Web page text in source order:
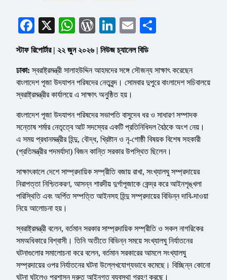
Facebook
X WhatsApp
WordPress
LinkedIn
Email
স্টাফ রিপোর্টার | ২২ জুন ২০২৬ | নিউজ চ্যানেল বিডি
ঢাকা: স্বরাষ্ট্রমন্ত্রী সালাহউদ্দিন আহমদের সঙ্গে সৌজন্য সাক্ষাৎ করেছেন
বাংলাদেশ পূজা উদযাপন পরিষদের নেতৃবৃন্দ। সোমবার দুপুরে বাংলাদেশ সচিবালয়ে
স্বরাষ্ট্রমন্ত্রীর কার্যালয়ে এ সাক্ষাৎ অনুষ্ঠিত হয়।
বাংলাদেশ পূজা উদযাপন পরিষদের সভাপতি বাসুদেব ধর ও সাধারণ সম্পাদক
সন্তোষ শর্মার নেতৃত্বে আট সদস্যের একটি প্রতিনিধিদল বৈঠকে অংশ নেয়।
এ সময় প্রধানমন্ত্রীর হিন্দু, বৌদ্ধ, খ্রিষ্টান ও নৃ-গোষ্ঠী বিষয়ক বিশেষ সহকারী
(প্রতিমন্ত্রীর পদমর্যাদা) বিজন কান্তি সরকার উপস্থিত ছিলেন।
সাক্ষাৎকালে দেশে সাম্প্রদায়িক সম্প্রীতি বজায় রাখা, সংখ্যালঘু সম্প্রদায়ের
নিরাপত্তা নিশ্চিতকরণ, আসন্ন শারদীয় দুর্গাপূজাকে কেন্দ্র করে আইনশৃঙ্খলা
পরিস্থিতি এবং অর্পিত সম্পত্তি আইনসহ হিন্দু সম্প্রদায়ের বিভিন্ন দাবি-দাওয়া
নিয়ে আলোচনা হয়।
স্বরাষ্ট্রমন্ত্রী বলেন, বর্তমান সরকার সাম্প্রদায়িক সম্প্রীতি ও সকল নাগরিকের
সমঅধিকারে বিশ্বাসী। তিনি অতীতে বিভিন্ন সময়ে সংখ্যালঘু নির্যাতনের
ঘটনাগুলোর সমালোচনা করে বলেন, বর্তমান সরকারের আমলে সংখ্যালঘু
সম্প্রদায়ের ওপর নির্যাতনের ঘটনা উল্লেখযোগ্যভাবে কমেছে। বিচ্ছিন্ন কোনো
ঘটনা ঘটলেও প্রশাসন দ্রুত আইনগত ব্যবস্থা গ্রহণ করছে।